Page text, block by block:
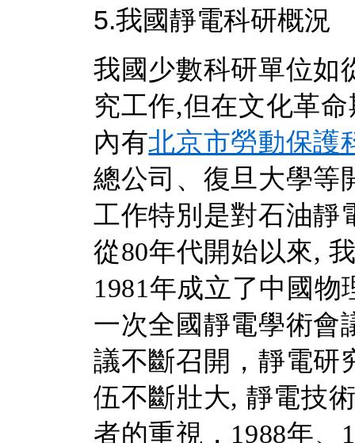
5.我國靜電科研概況
我國少數科研單位如
究工作,但在文化革
內有北京市勞動保護
總公司、復旦大學等
工作特別是對石油靜
從80年代開始以來,
1981年成立了中國
一次全國靜電學術會
議不斷召開，靜電研
伍不斷壯大, 靜電技
者的重視，1988年、